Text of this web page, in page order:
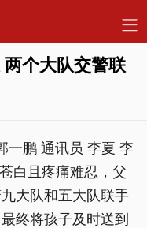
个大队交警联
一鹏 通讯员 李夏 李
白且疼痛难忍，父
大队和五大队联手
终将孩子及时送到